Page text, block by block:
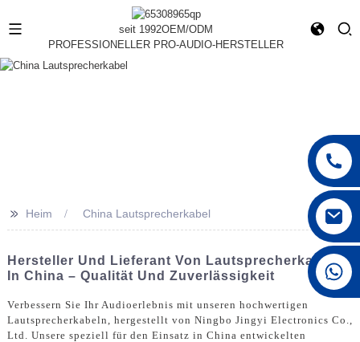
seit 1992OEM/ODM
PROFESSIONELLER PRO-AUDIO-HERSTELLER
+86 15168592711
>> Heim China Lautsprecherkabel
Hersteller Und Lieferant Von Lautsprecherkabeln
In China – Qualität Und Zuverlässigkeit
Verbessern Sie Ihr Audioerlebnis mit unseren hochwertigen
Lautsprecherkabeln, hergestellt von Ningbo Jingyi Electronics Co.,
Ltd. Unsere speziell für den Einsatz in China entwickelten